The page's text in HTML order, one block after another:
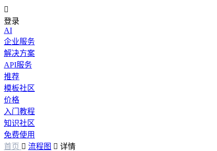

登录
AI
企业服务
解决方案
API服务
推荐
模板社区
价格
入门教程
知识社区
免费使用
首页  流程图  详情